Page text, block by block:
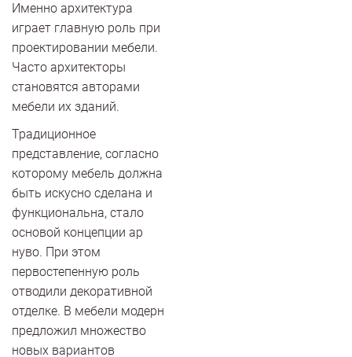
Именно архитектура
играет главную роль при
проектировании мебели.
Часто архитекторы
становятся авторами
мебели их зданий.
Традиционное
представление, согласно
которому мебель должна
быть искусно сделана и
функциональна, стало
основой концепции ар
нуво. При этом
первостепенную роль
отводили декоративной
отделке. В мебели модерн
предложил множество
новых вариантов